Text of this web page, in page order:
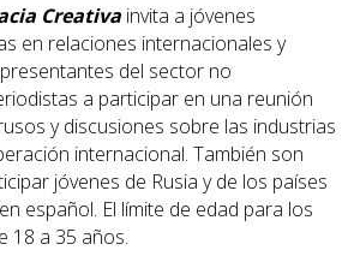
Creativa invita a jóvenes
en relaciones internacionales y
del sector no
a participar en una reunión
y discusiones sobre las industrias
internacional. También son
jóvenes de Rusia y de los países
español. El límite de edad para los
18 a 35 años.